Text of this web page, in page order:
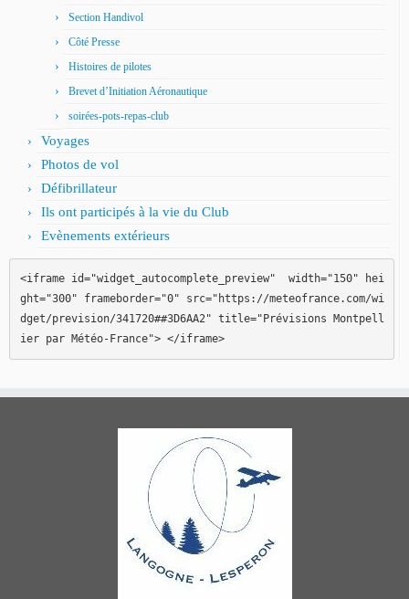
Section Handivol
Côté Presse
Histoires de pilotes
Brevet d’Initiation Aéronautique
soirées-pots-repas-club
Voyages
Photos de vol
Défibrillateur
Ils ont participés à la vie du Club
Evènements extérieurs
<iframe id="widget_autocomplete_preview"  width="150" hei
ght="300" frameborder="0" src="https://meteofrance.com/wi
dget/prevision/341720##3D6AA2" title="Prévisions Montpell
ier par Météo-France"> </iframe>